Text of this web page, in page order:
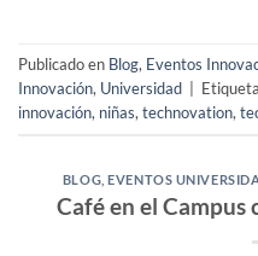
Publicado en Blog, Eventos
Innovación, Universidad
innovación, niñas, technovation,
BLOG ,EVENTOS
Café en el Campus